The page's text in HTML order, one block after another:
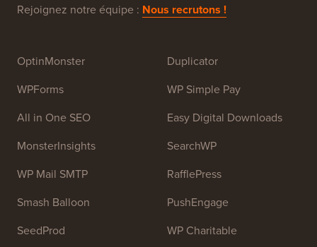
Rejoignez notre équipe : Nous recrutons !
OptinMonster
WPForms
All in One SEO
MonsterInsights
WP Mail SMTP
Smash Balloon
SeedProd
Duplicator
WP Simple Pay
Easy Digital Downloads
SearchWP
RafflePress
PushEngage
WP Charitable